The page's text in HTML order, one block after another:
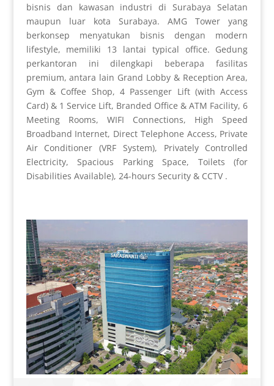
bisnis dan kawasan industri di Surabaya Selatan
maupun luar kota Surabaya. AMG Tower yang
berkonsep menyatukan bisnis dengan modern
lifestyle, memiliki 13 lantai typical office. Gedung
perkantoran ini dilengkapi beberapa fasilitas
premium, antara lain Grand Lobby & Reception Area,
Gym & Coffee Shop, 4 Passenger Lift (with Access
Card) & 1 Service Lift, Branded Office & ATM Facility, 6
Meeting Rooms, WIFI Connections, High Speed
Broadband Internet, Direct Telephone Access, Private
Air Conditioner (VRF System), Privately Controlled
Electricity, Spacious Parking Space, Toilets (for
Disabilities Available), 24-hours Security & CCTV .